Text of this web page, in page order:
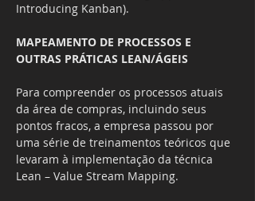
Introducing Kanban).
MAPEAMENTO DE PROCESSOS E
OUTRAS PRÁTICAS LEAN/ÁGEIS
Para compreender os processos atuais
da área de compras, incluindo seus
pontos fracos, a empresa passou por
uma série de treinamentos teóricos que
levaram à implementação da técnica
Lean – Value Stream Mapping.